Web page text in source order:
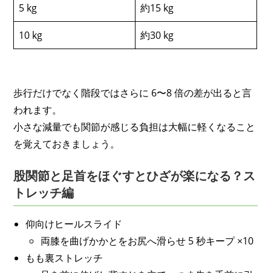
5 kg 約15 kg
10 kg 約30 kg
歩行だけでなく階段ではさらに 6〜8 倍の差が出ると言
われます。
小さな減量でも関節が感じる負担は大幅に軽くなること
を覚えておきましょう。
股関節と足首をほぐすとひざが楽になる？ス
トレッチ編
仰向けヒールスライド
両膝を曲げかかとをお尻へ滑らせ 5 秒キープ ×10
もも裏ストレッチ